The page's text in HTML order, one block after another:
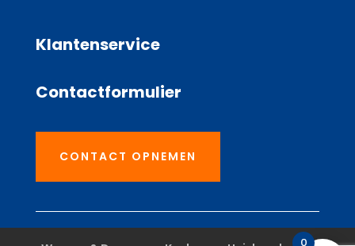
Klantenservice
Contactformulier
CONTACT OPNEMEN
0